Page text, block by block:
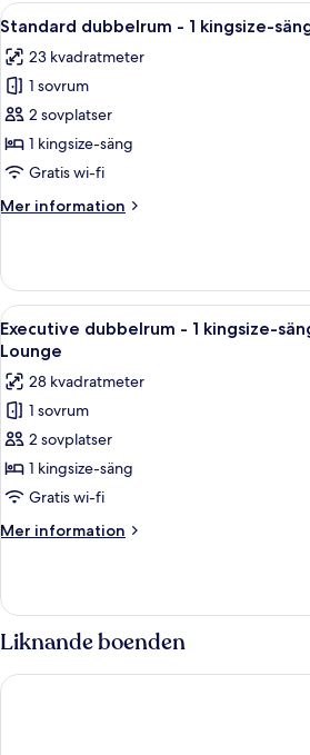
Öppna
alla
foton
för
Standard
dubbelrum
-
kingsize-
Ett
7
Standard dubbelrum - 1 kingsize-
23 kvadratmeter
1 sovrum
2 sovplatser
1 kingsize-säng
Gratis wi-fi
Mer information
Mer
dubbelrum
1
kingsize-
Öppna
alla
foton
för
Executive
dubbelrum
-
1
kingsize-
säng
tillgång
till
Club
Lounge
Ett
4
Executive dubbelrum - 1 kingsize-
Lounge
28 kvadratmeter
1 sovrum
2 sovplatser
1 kingsize-säng
Gratis wi-fi
Mer information
Mer
dubbelrum
-
1
kingsize-
säng
Liknande boenden
Novotel London Paddington